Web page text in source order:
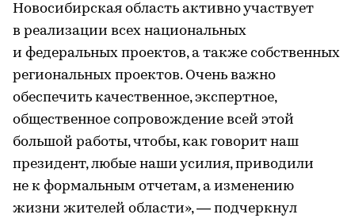
Новосибирская область активно участвует
в реализации всех национальных
и федеральных проектов, а также собственных
региональных проектов. Очень важно
обеспечить качественное, экспертное,
общественное сопровождение всей этой
большой работы, чтобы, как говорит наш
президент, любые наши усилия, приводили
не к формальным отчетам, а изменению
жизни жителей области», — подчеркнул